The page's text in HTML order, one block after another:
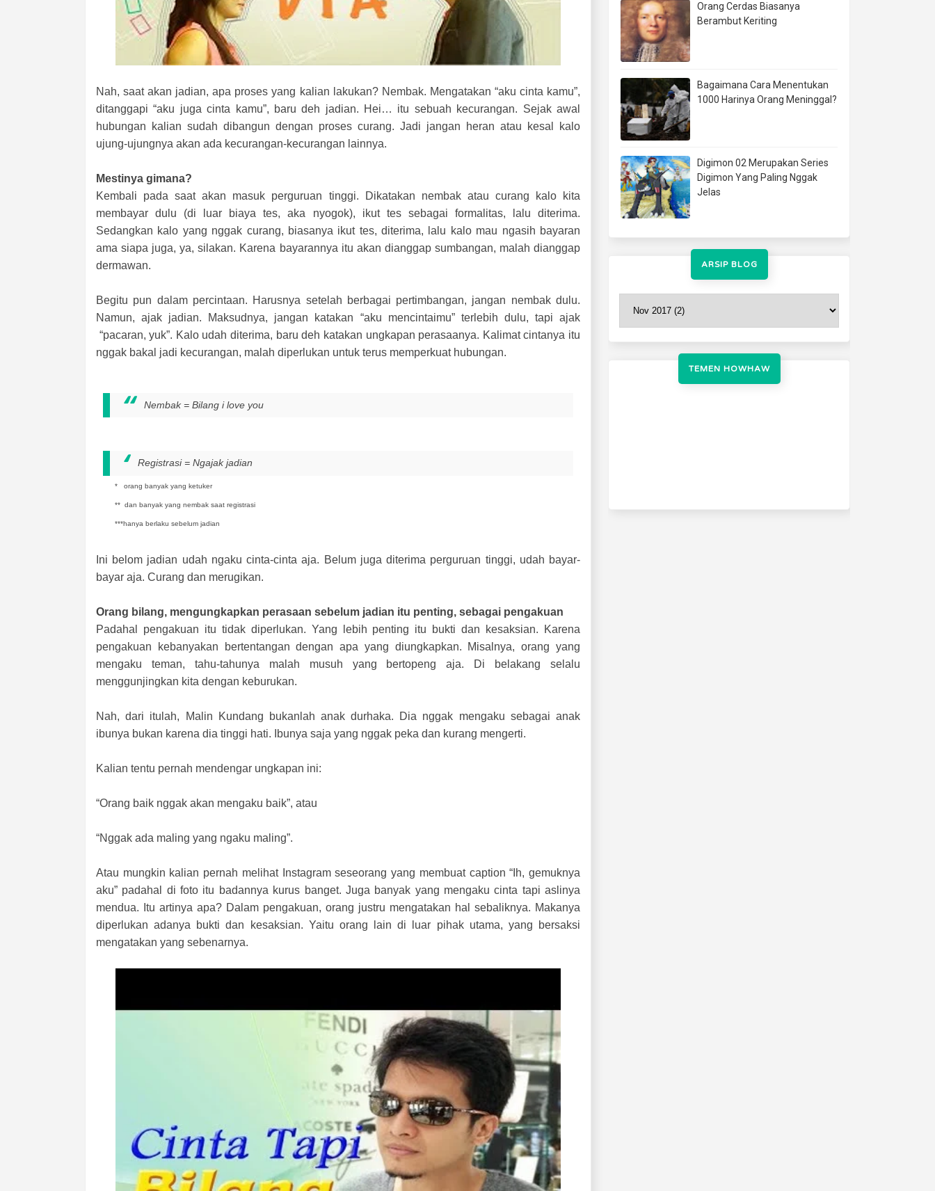
Nah, saat akan jadian, apa proses yang kalian lakukan? Nembak. Mengatakan “aku cinta kamu”,
ditanggapi “aku juga cinta kamu”, baru deh jadian. Hei… itu sebuah kecurangan. Sejak awal
hubungan kalian sudah dibangun dengan proses curang. Jadi jangan heran atau kesal kalo
ujung-ujungnya akan ada kecurangan-kecurangan lainnya.
Mestinya gimana?
Kembali pada saat akan masuk perguruan tinggi. Dikatakan nembak atau curang kalo kita
membayar dulu (di luar biaya tes, aka nyogok), ikut tes sebagai formalitas, lalu diterima.
Sedangkan kalo yang nggak curang, biasanya ikut tes, diterima, lalu kalo mau ngasih bayaran
ama siapa juga, ya, silakan. Karena bayarannya itu akan dianggap sumbangan, malah dianggap
dermawan.
Begitu pun dalam percintaan. Harusnya setelah berbagai pertimbangan, jangan nembak dulu.
Namun, ajak jadian. Maksudnya, jangan katakan “aku mencintaimu” terlebih dulu, tapi ajak
“pacaran, yuk”. Kalo udah diterima, baru deh katakan ungkapan perasaanya. Kalimat cintanya itu
nggak bakal jadi kecurangan, malah diperlukan untuk terus memperkuat hubungan.
Nembak = Bilang i love you
Registrasi = Ngajak jadian
* orang banyak yang ketuker
** dan banyak yang nembak saat registrasi
***hanya berlaku sebelum jadian
Ini belom jadian udah ngaku cinta-cinta aja. Belum juga diterima perguruan tinggi, udah bayar-
bayar aja. Curang dan merugikan.
Orang bilang, mengungkapkan perasaan sebelum jadian itu penting, sebagai pengakuan
Padahal pengakuan itu tidak diperlukan. Yang lebih penting itu bukti dan kesaksian. Karena
pengakuan kebanyakan bertentangan dengan apa yang diungkapkan. Misalnya, orang yang
mengaku teman, tahu-tahunya malah musuh yang bertopeng aja. Di belakang selalu
menggunjingkan kita dengan keburukan.
Nah, dari itulah, Malin Kundang bukanlah anak durhaka. Dia nggak mengaku sebagai anak
ibunya bukan karena dia tinggi hati. Ibunya saja yang nggak peka dan kurang mengerti.
Kalian tentu pernah mendengar ungkapan ini:
“Orang baik nggak akan mengaku baik”, atau
“Nggak ada maling yang ngaku maling”.
Atau mungkin kalian pernah melihat Instagram seseorang yang membuat caption “Ih, gemuknya
aku” padahal di foto itu badannya kurus banget. Juga banyak yang mengaku cinta tapi aslinya
mendua. Itu artinya apa? Dalam pengakuan, orang justru mengatakan hal sebaliknya. Makanya
diperlukan adanya bukti dan kesaksian. Yaitu orang lain di luar pihak utama, yang bersaksi
mengatakan yang sebenarnya.
Orang Cerdas Biasanya
Berambut Keriting
Bagaimana Cara Menentukan
1000 Harinya Orang Meninggal?
Digimon 02 Merupakan Series
Digimon Yang Paling Nggak
Jelas
ARSIP BLOG
TEMEN HOWHAW